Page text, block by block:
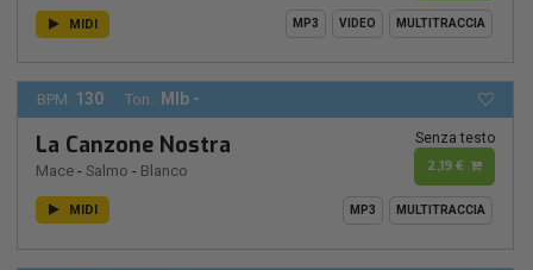
MIDI MP3 VIDEO MULTITRACCIA
BPM: 130 Ton.: MIb -
La Canzone Nostra
Mace - Salmo - Blanco
Senza testo
2,19 €
MIDI MP3 MULTITRACCIA